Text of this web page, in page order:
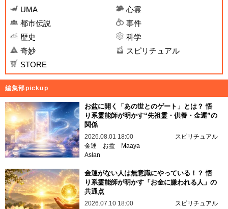
UMA
心霊
都市伝説
事件
歴史
科学
奇妙
スピリチュアル
STORE
編集部pickup
お盆に開く「あの世とのゲート」とは？ 悟
り系霊能師が明かす“先祖霊・供養・金運”の
関係
2026.08.01 18:00
スピリチュアル
金運
お盆
Maaya
Aslan
金運がない人は無意識にやっている！？ 悟
り系霊能師が明かす「お金に嫌われる人」の
共通点
2026.07.10 18:00
スピリチュアル